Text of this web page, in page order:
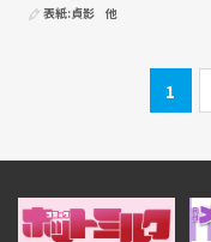
表紙:貞影 他
1